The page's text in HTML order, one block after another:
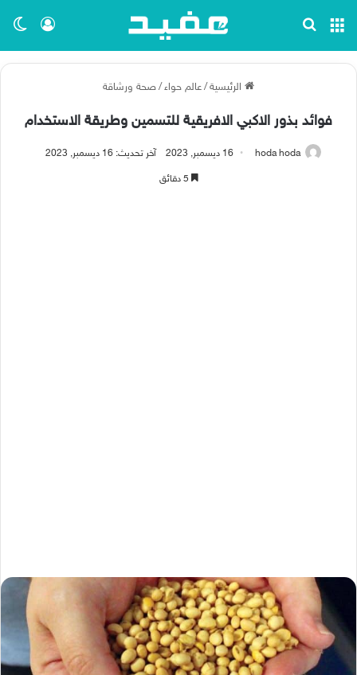
تسجيل القائمة
الرئيسية/عالم حواء/صحة ورشاقة
فوائد بذور الاكبي الافريقية للتسمين وطريقة الاستخدام
hoda hoda 16 ديسمبر, 2023 آخر تحديث: 16 ديسمبر, 2023